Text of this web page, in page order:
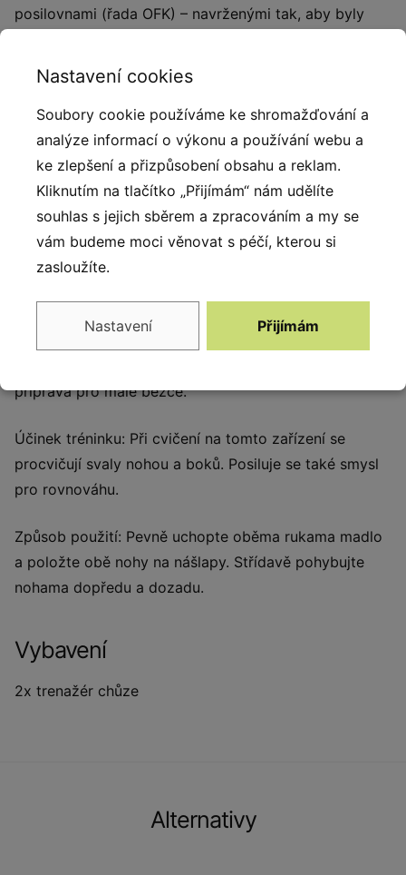
posilovnami (řada OFK) – navrženými tak, aby byly
bezpečnost dětí, protože děti často napodobují
což je může nevědomky vystavit rizikům. Venkovní
posilovny pro dospělé nejsou přizpůsobeny výšce
dětí, což představuje potenciální nebezpečí. Naše
venkovní mini posilovny (OFK) tento problém
efektivně řeší!
Trenažér chůze: Velmi příjemný pohyb, který
dítěti pocit bezpečí a stability při provádění cvičení.
Zařízení pomáhá dítěti získat sebevědomí a formuje
příprava pro malé běžce.
Účinek tréninku: Při cvičení na tomto zařízení se
procvičují svaly nohou a boků. Posiluje se také smysl
pro rovnováhu.
Způsob použití: Pevně uchopte oběma rukama madlo
a položte obě nohy na nášlapy. Střídavě pohybujte
nohama dopředu a dozadu.
Vybavení
2x trenažér chůze
Alternativy
Nastavení cookies
Soubory cookie používáme ke shromažďování a
analýze informací o výkonu a používání webu a
ke zlepšení a přizpůsobení obsahu a reklam.
Kliknutím na tlačítko „Přijímám“ nám udělíte
souhlas s jejich sběrem a zpracováním a my se
vám budeme moci věnovat s péčí, kterou si
zasloužíte.
Nastavení Přijímám